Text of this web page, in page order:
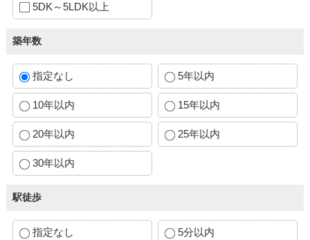
5DK～5LDK以上
築年数
指定なし 5年以内
10年以内 15年以内
20年以内 25年以内
30年以内
駅徒歩
指定なし 5分以内